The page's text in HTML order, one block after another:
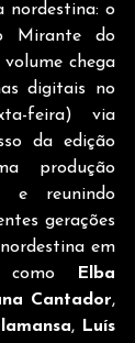
nordestina: o
Mirante do
chega
digitais no
feira) via
da edição
produção
e reunindo
gerações
em
como
Elba
Cantador
,
Luís